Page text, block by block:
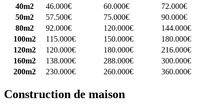
40m2
46.000€ 60.000€
72.000€
50m2
57.500€ 75.000€
90.000€
80m2
92.000€ 120.000€
144.000€
100m2
115.000€ 150.000€
180.000€
120m2
120.000€ 180.000€
216.000€
160m2
138.000€ 288.000€
300.000€
200m2
230.000€ 260.000€ 360.000€
Construction de maison